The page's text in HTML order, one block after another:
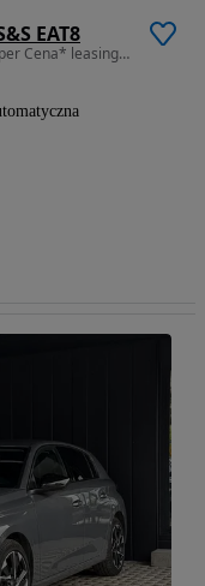
EAT8
1499 cm3 • 130 KM • Allure HDI automat *Super Cena* leasing 101%